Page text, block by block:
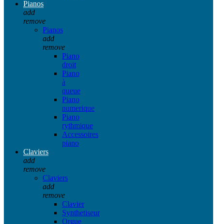
Pianos
add
remove
Pianos
add
remove
Piano
droit
Piano
à
queue
Piano
numerique
Piano
rythmique
Accessoires
piano
Claviers
add
remove
Claviers
add
remove
Clavier
Synthetiseur
Orgue